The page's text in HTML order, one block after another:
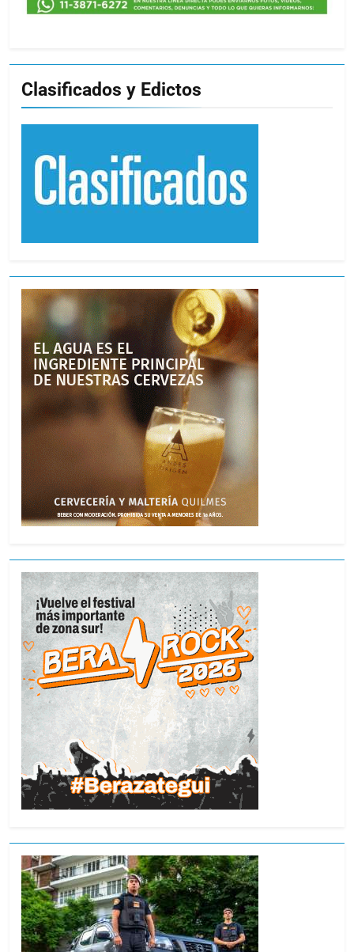
Clasificados y Edictos